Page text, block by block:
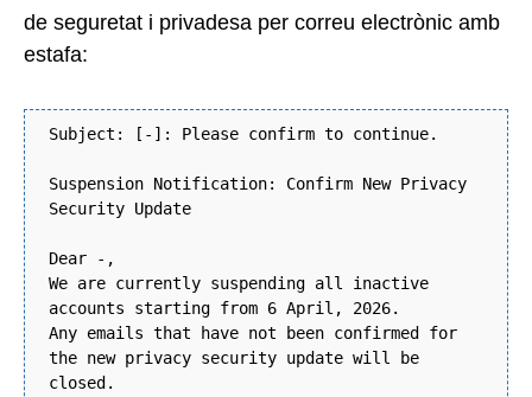
de seguretat i privadesa per correu electrònic amb
estafa:
Subject: [-]: Please confirm to continue.
Suspension Notification: Confirm New Privacy
Security Update
Dear -,
We are currently suspending all inactive
accounts starting from 6 April, 2026.
Any emails that have not been confirmed for
the new privacy security update will be
closed.